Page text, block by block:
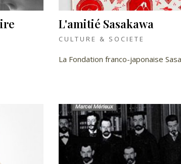
L'amitié Sasakawa
CULTURE & SOCIETE
La Fondation franco-japonaise